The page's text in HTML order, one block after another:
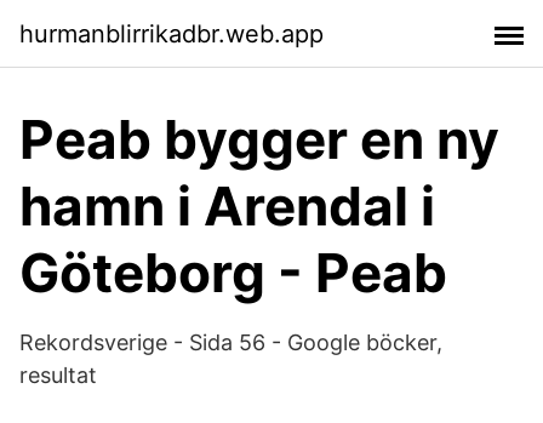
hurmanblirrikadbr.web.app
Peab bygger en ny
hamn i Arendal i
Göteborg - Peab
Rekordsverige - Sida 56 - Google böcker,
resultat